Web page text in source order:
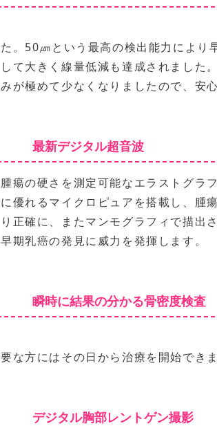
た。50㎛という最高の検出能力により
して大きく線量低減も達成されました
みが極めて少なくなりましたので、安
最新デジタル超音波
腫瘍の硬さを測定可能なエラストグラ
に優れるマイクロピュアを搭載し、腫
り正確に、またマンモグラフィで描出
早期乳癌の発見に威力を発揮します。
瞬時に結果の分かる骨密度検査
要な方にはその日から治療を開始できま
デジタル胸部レントゲン撮影